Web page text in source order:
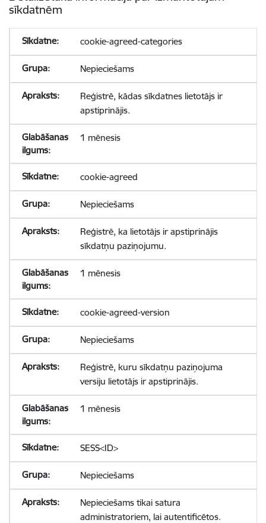
sīkdatnēm
cookie-agreed-categories
Nepieciešams
Reģistrē, kādas sīkdatnes lietotājs ir
apstiprinājis.
1 mēnesis
cookie-agreed
Nepieciešams
Reģistrē, ka lietotājs ir apstiprinājis
sīkdatņu paziņojumu.
1 mēnesis
cookie-agreed-version
Nepieciešams
Reģistrē, kuru sīkdatņu paziņojuma
versiju lietotājs ir apstiprinājis.
1 mēnesis
SESS<ID>
Nepieciešams
Nepieciešams tikai satura
administratoriem, lai autentificētos.